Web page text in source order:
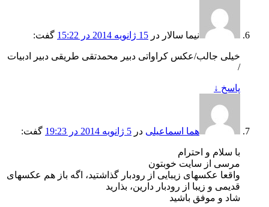
نیما سالار در 15 ژانویه 2014 در 15:22 گفت:
خیلی جالب/عکس کراواتی دبیر محمدتقی طریقی دبیر ادبیات
/
پاسخ ↓
هما اسماعیلی در 5 ژانویه 2014 در 19:23 گفت:
با سلام و احترام
مرسی از سایت خوبتون
واقعا عکسهای زیبایی از رودبار گذاشتید، اگه باز هم عکسهای
قدیمی و زیبا از رودبار دارین، بذارید
شاد و موفق باشید